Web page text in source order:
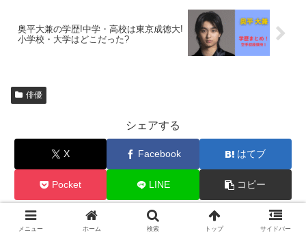
奥平大兼の学歴!中学・高校は東京成徳大!
小学校・大学はどこだった?
俳優
シェアする
X Facebook はてブ
Pocket LINE コピー
ナツログをフォローする
メニュー ホーム 検索 トップ サイドバー